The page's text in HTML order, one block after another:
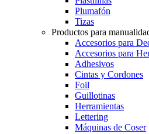
Plumafón
Tizas
Productos para
Accesorios para
Accesorios para
Adhesivos
Cintas y Cordones
Foil
Guillotinas
Herramientas
Lettering
Máquinas de Coser